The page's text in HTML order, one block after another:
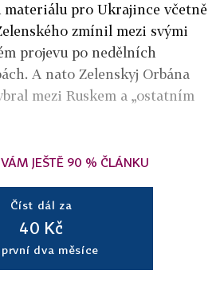
materiálu pro Ukrajince včetně
zmínil mezi svými
projevu po nedělních
A nato Zelenskyj Orbána
mezi Ruskem a „ostatním
JEŠTĚ 90 % ČLÁNKU
Číst dál za
40 Kč
první dva měsíce